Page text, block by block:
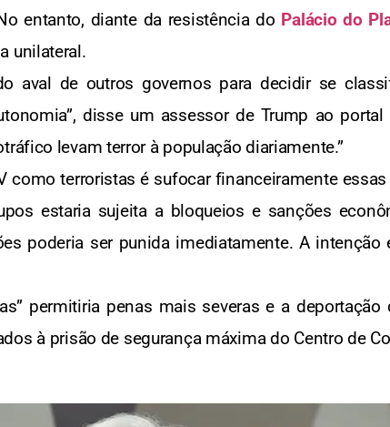
entanto, diante da resistência do Palácio do
unilateral.
aval de outros governos para decidir se
disse um assessor de Trump ao portal
levam terror à população diariamente.”
como terroristas é sufocar financeiramente
estaria sujeita a bloqueios e sanções
poderia ser punida imediatamente. A intenção
permitiria penas mais severas e a
à prisão de segurança máxima do Centro de